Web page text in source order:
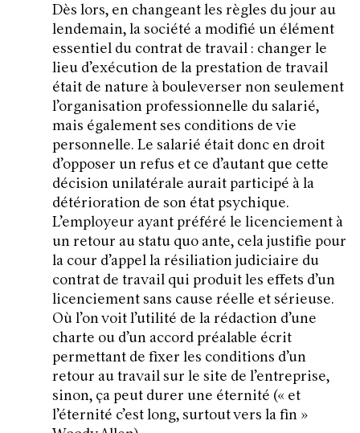
Dès lors, en changeant les règles du jour au
lendemain, la société a modifié un élément
essentiel du contrat de travail : changer le
lieu d’exécution de la prestation de travail
était de nature à bouleverser non seulement
l’organisation professionnelle du salarié,
mais également ses conditions de vie
personnelle. Le salarié était donc en droit
d’opposer un refus et ce d’autant que cette
décision unilatérale aurait participé à la
détérioration de son état psychique.
L’employeur ayant préféré le licenciement à
un retour au statu quo ante, cela justifie pour
la cour d’appel la résiliation judiciaire du
contrat de travail qui produit les effets d’un
licenciement sans cause réelle et sérieuse.
Où l’on voit l’utilité de la rédaction d’une
charte ou d’un accord préalable écrit
permettant de fixer les conditions d’un
retour au travail sur le site de l’entreprise,
sinon, ça peut durer une éternité (« et
l’éternité c’est long, surtout vers la fin »